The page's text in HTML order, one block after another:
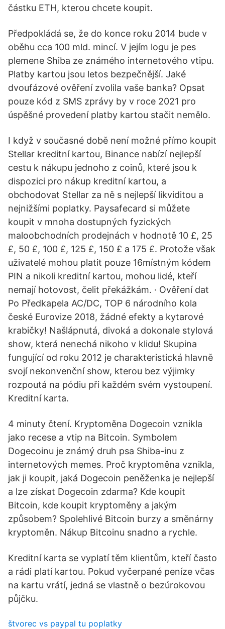
částku ETH, kterou chcete koupit.
Předpokládá se, že do konce roku 2014 bude v
oběhu cca 100 mld. mincí. V jejím logu je pes
plemene Shiba ze známého internetového vtipu.
Platby kartou jsou letos bezpečnější. Jaké
dvoufázové ověření zvolila vaše banka? Opsat
pouze kód z SMS zprávy by v roce 2021 pro
úspěšné provedení platby kartou stačit nemělo.
I když v současné době není možné přímo koupit
Stellar kreditní kartou, Binance nabízí nejlepší
cestu k nákupu jednoho z coinů, které jsou k
dispozici pro nákup kreditní kartou, a
obchodovat Stellar za ně s nejlepší likviditou a
nejnižšími poplatky. Paysafecard si můžete
koupit v mnoha dostupných fyzických
maloobchodních prodejnách v hodnotě 10 £, 25
£, 50 £, 100 £, 125 £, 150 £ a 175 £. Protože však
uživatelé mohou platit pouze 16místným kódem
PIN a nikoli kreditní kartou, mohou lidé, kteří
nemají hotovost, čelit překážkám. · Ověření dat
Po Předkapela AC/DC, TOP 6 národního kola
české Eurovize 2018, žádné efekty a kytarové
krabičky! Našlápnutá, divoká a dokonale stylová
show, která nenechá nikoho v klidu! Skupina
fungující od roku 2012 je charakteristická hlavně
svojí nekonvenční show, kterou bez výjimky
rozpoutá na pódiu při každém svém vystoupení.
Kreditní karta.
4 minuty čtení. Kryptoměna Dogecoin vznikla
jako recese a vtip na Bitcoin. Symbolem
Dogecoinu je známý druh psa Shiba-inu z
internetových memes. Proč kryptoměna vznikla,
jak ji koupit, jaká Dogecoin peněženka je nejlepší
a lze získat Dogecoin zdarma? Kde koupit
Bitcoin, kde koupit kryptoměny a jakým
způsobem? Spolehlivé Bitcoin burzy a směnárny
kryptoměn. Nákup Bitcoinu snadno a rychle.
Kreditní karta se vyplatí těm klientům, kteří často
a rádi platí kartou. Pokud vyčerpané peníze včas
na kartu vrátí, jedná se vlastně o bezúrokovou
půjčku.
štvorec vs paypal tu poplatky